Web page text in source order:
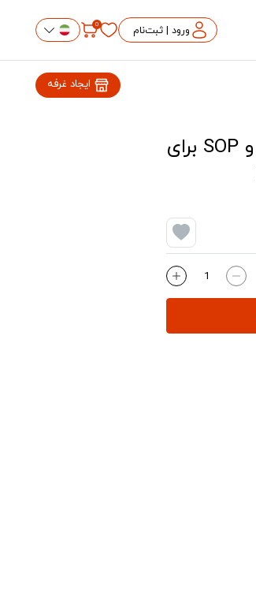
ورود | ثبت‌نام 0
ایجاد غرفه
تنظیم و ویرایش رزومه و SOP برای